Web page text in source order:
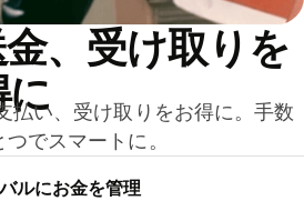
、受け取りを
払い、受け取りをお得に。手数
でスマートに。
ルにお金を管理